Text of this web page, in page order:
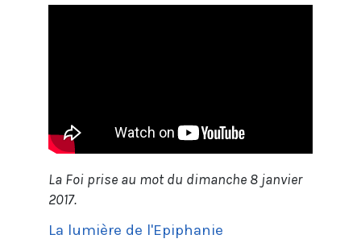
La Foi prise au mot du dimanche 8 janvier
2017.
La lumière de l'Epiphanie